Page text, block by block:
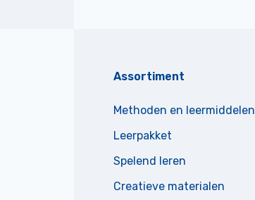
Assortiment
Methoden en leermiddelen
Leerpakket
Spelend leren
Creatieve materialen